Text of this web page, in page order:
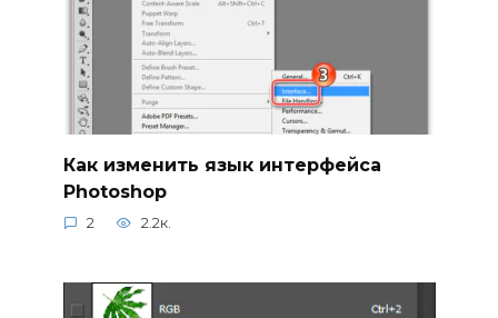
Как изменить язык интерфейса
Photoshop
2 2.2к.